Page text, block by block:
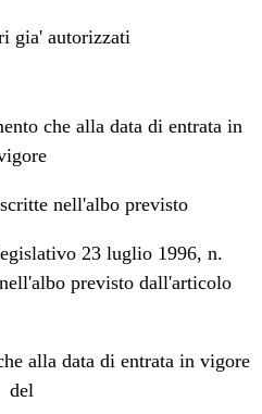
gia' autorizzati
che alla data di entrata in
nell'albo previsto
23 luglio 1996, n.
previsto dall'articolo
alla data di entrata in vigore
del